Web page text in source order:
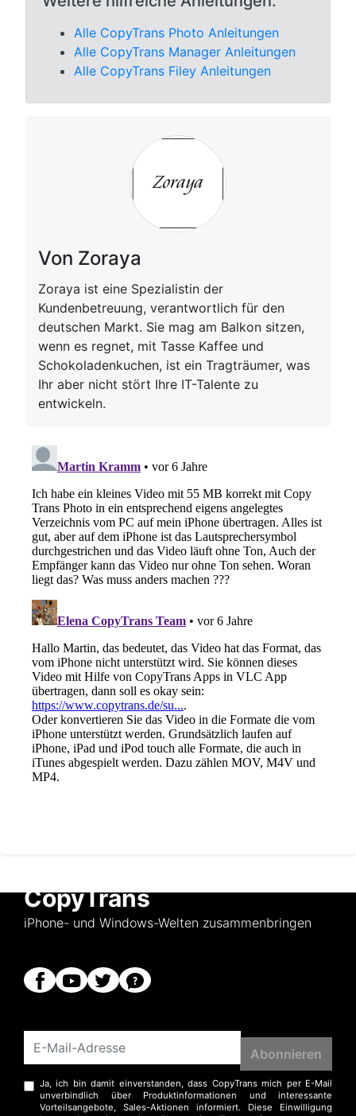
Alle CopyTrans Photo Anleitungen
Alle CopyTrans Manager Anleitungen
Alle CopyTrans Filey Anleitungen
Von Zoraya
Zoraya ist eine Spezialistin der
Kundenbetreuung, verantwortlich für den
deutschen Markt. Sie mag am Balkon sitzen,
wenn es regnet, mit Tasse Kaffee und
Schokoladenkuchen, ist ein Tragträumer, was
Ihr aber nicht stört Ihre IT-Talente zu
entwickeln.
CopyTrans
iPhone- und Windows-Welten zusammenbringen
Ja, ich bin damit einverstanden, dass CopyTrans mich per E-Mail
unverbindlich über Produktinformationen und interessante
Vorteilsangebote, Sales-Aktionen informiert. Diese Einwilligung